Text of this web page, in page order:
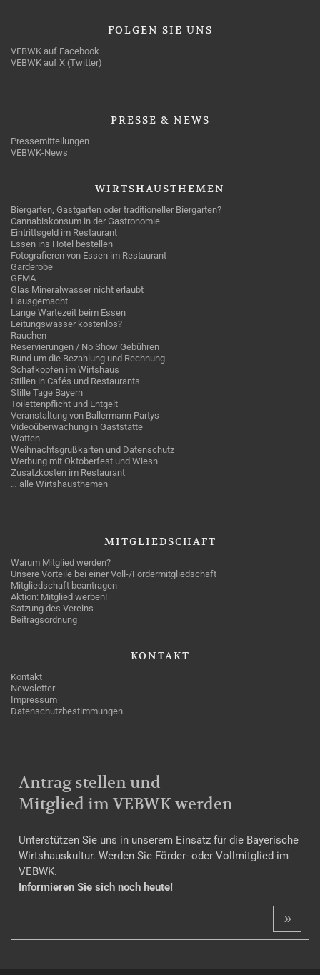
FOLGEN SIE UNS
VEBWK auf Facebook
VEBWK auf X (Twitter)
PRESSE & NEWS
Pressemitteilungen
VEBWK-News
WIRTSHAUSTHEMEN
Biergarten, Gastgarten oder traditioneller Biergarten?
Cannabiskonsum in der Gastronomie
Eintrittsgeld im Restaurant
Essen ins Hotel bestellen
Fotografieren von Essen im Restaurant
Garderobe
GEMA
Glas Mineralwasser nicht erlaubt
Hausgemacht
Lange Wartezeit beim Essen
Leitungswasser kostenlos?
Rauchen
Reservierungen / No Show Gebühren
Rund um die Bezahlung und Rechnung
Schafkopfen im Wirtshaus
Stillen in Cafés und Restaurants
Stille Tage Bayern
Toilettenpflicht und Entgelt
Veranstaltung von Ballermann Partys
Videoüberwachung in Gaststätte
Watten
Weihnachtsgrußkarten und Datenschutz
Werbung mit Oktoberfest und Wiesn
Zusatzkosten im Restaurant
… alle Wirtshausthemen
MITGLIEDSCHAFT
Warum Mitglied werden?
Unsere Vorteile bei einer Voll-/Fördermitgliedschaft
Mitgliedschaft beantragen
Aktion: Mitglied werben!
Satzung des Vereins
Beitragsordnung
KONTAKT
Kontakt
Newsletter
Impressum
Datenschutzbestimmungen
MITGLIEDSCHAFT
Antrag stellen und
Mitglied im VEBWK werden
Unterstützen Sie uns in unserem Einsatz für die Bayerische
Wirtshauskultur. Werden Sie Förder- oder Vollmitglied im
VEBWK.
Informieren Sie sich noch heute!
»